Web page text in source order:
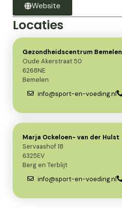
Website
Locaties
Gezondheidscentrum Bemelen
Oude Akerstraat 50
6268NE
Bemelen
info@sport-en-voeding.nl
Marja Ockeloen- van der Hulst
Servaashof 18
6325EV
Berg en Terblijt
info@sport-en-voeding.nl